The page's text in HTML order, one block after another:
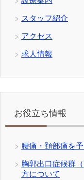
スタッフ紹介
アクセス
求人情報
お役立ち情報
腰痛・頚部痛を
胸郭出口症候群
方について